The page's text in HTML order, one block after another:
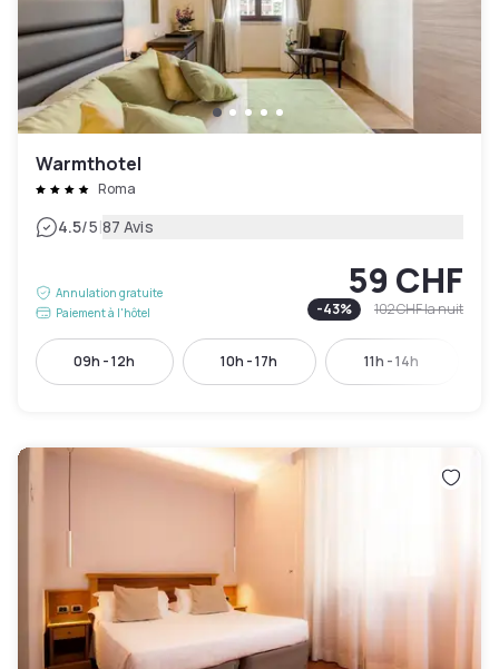
Warmthotel
Roma
4.5/5|87 Avis
Annulation gratuite
Paiement à l'hôtel
59 CHF
-43% 102 CHFla nuit
09h - 12h 10h - 17h 11h - 14h